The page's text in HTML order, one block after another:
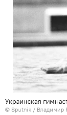
Украинская
© Sputnik / Владимир